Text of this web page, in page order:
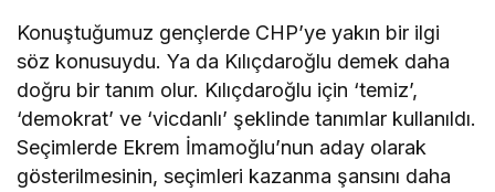
Konuştuğumuz gençlerde CHP’ye yakın bir ilgi
söz konusuydu. Ya da Kılıçdaroğlu demek daha
doğru bir tanım olur. Kılıçdaroğlu için ‘temiz’,
‘demokrat’ ve ‘vicdanlı’ şeklinde tanımlar kullanıldı.
Seçimlerde Ekrem İmamoğlu’nun aday olarak
gösterilmesinin, seçimleri kazanma şansını daha